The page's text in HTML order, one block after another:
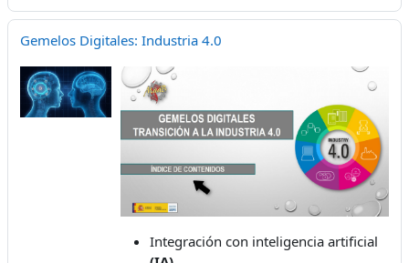
Gemelos Digitales: Industria 4.0
Integración con inteligencia artificial